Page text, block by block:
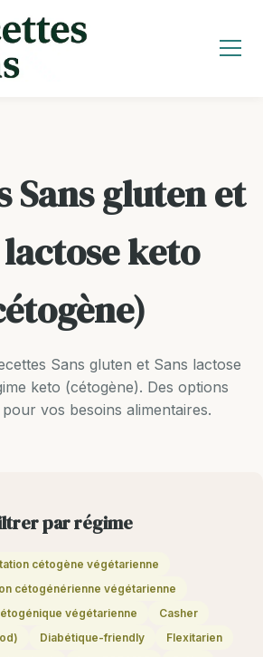
Sans gluten et
lactose keto
Sans gluten et Sans lactose
keto (cétogène). Des options
vos besoins alimentaires.
par régime
cétogène végétarienne
cétogénérienne végétarienne
végétarienne
Casher
Diabétique-friendly
Flexitarien